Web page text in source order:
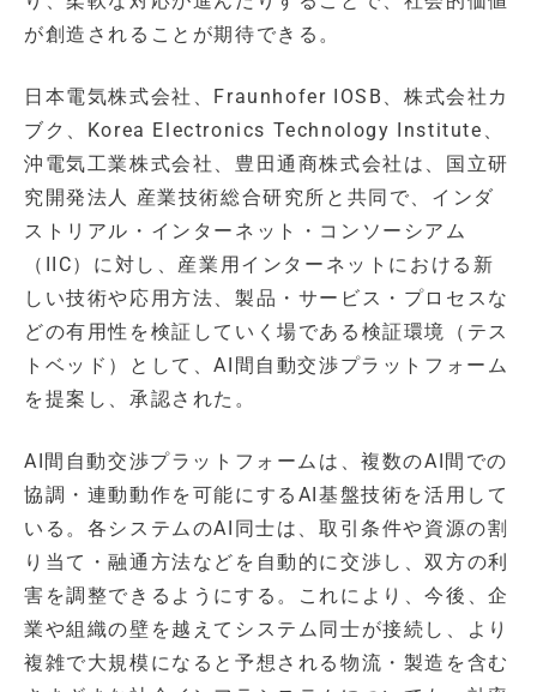
が創造されることが期待できる。
日本電気株式会社、Fraunhofer IOSB、株式会社カ
ブク、Korea Electronics Technology Institute、
沖電気工業株式会社、豊田通商株式会社は、国立研
究開発法人 産業技術総合研究所と共同で、インダ
ストリアル・インターネット・コンソーシアム
（IIC）に対し、産業用インターネットにおける新
しい技術や応用方法、製品・サービス・プロセスな
どの有用性を検証していく場である検証環境（テス
トベッド）として、AI間自動交渉プラットフォーム
を提案し、承認された。
AI間自動交渉プラットフォームは、複数のAI間での
協調・連動動作を可能にするAI基盤技術を活用して
いる。各システムのAI同士は、取引条件や資源の割
り当て・融通方法などを自動的に交渉し、双方の利
害を調整できるようにする。これにより、今後、企
業や組織の壁を越えてシステム同士が接続し、より
複雑で大規模になると予想される物流・製造を含む